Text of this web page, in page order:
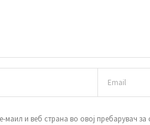
маил и веб страна во овој пребарувач